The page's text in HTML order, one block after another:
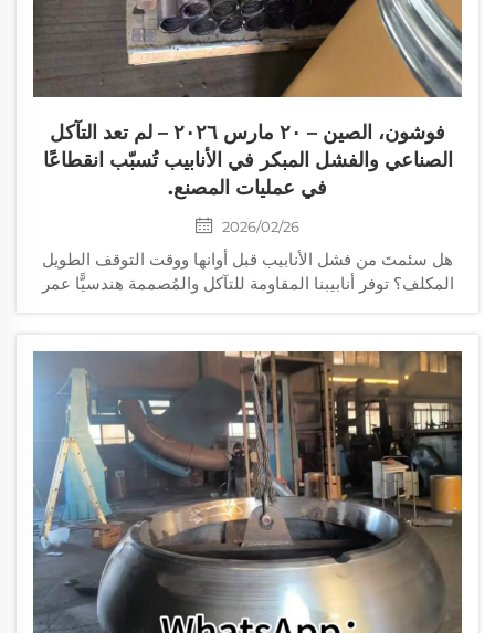
فوشون، الصين – ٢٠ مارس ٢٠٢٦ – لم تعد التآكل
الصناعي والفشل المبكر في الأنابيب تُسبّب انقطاعًا
في عمليات المصنع.
2026/02/26
هل سئمتَ من فشل الأنابيب قبل أوانها ووقت التوقف الطويل
المكلف؟ توفر أنابيبنا المقاومة للتآكل والمُصممة هندسيًّا عمر
والطاقة. احصل على استشارة مجانية اليوم.